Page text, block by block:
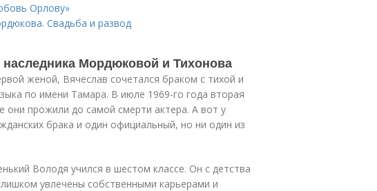
Орлову»
Свадьба и развод
Мордюковой и Тихонова
женой, Вячеслав сочетался браком с тихой и
по имени Тамара. В июле 1969-го года вторая
они прожили до самой смерти актера. А вот у
брака и один официальный, но ни один из
Володя учился в шестом классе. Он с детства
увлечены собственными карьерами и